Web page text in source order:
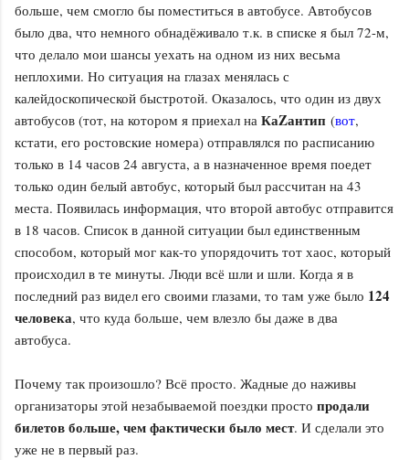
больше, чем смогло бы поместиться в автобусе. Автобусов
было два, что немного обнадёживало т.к. в списке я был 72-м,
что делало мои шансы уехать на одном из них весьма
неплохими. Но ситуация на глазах менялась с
калейдоскопической быстротой. Оказалось, что один из двух
автобусов (тот, на котором я приехал на КаZантип (вот,
кстати, его ростовские номера) отправлялся по расписанию
только в 14 часов 24 августа, а в назначенное время поедет
только один белый автобус, который был рассчитан на 43
места. Появилась информация, что второй автобус отправится
в 18 часов. Список в данной ситуации был единственным
способом, который мог как-то упорядочить тот хаос, который
происходил в те минуты. Люди всё шли и шли. Когда я в
последний раз видел его своими глазами, то там уже было 124
человека, что куда больше, чем влезло бы даже в два
автобуса.
Почему так произошло? Всё просто. Жадные до наживы
организаторы этой незабываемой поездки просто продали
билетов больше, чем фактически было мест. И сделали это
уже не в первый раз.